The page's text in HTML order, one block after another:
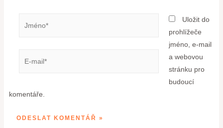
Uložit do
prohlížeče
jméno, e-mail
a webovou
stránku pro
budoucí
komentáře.